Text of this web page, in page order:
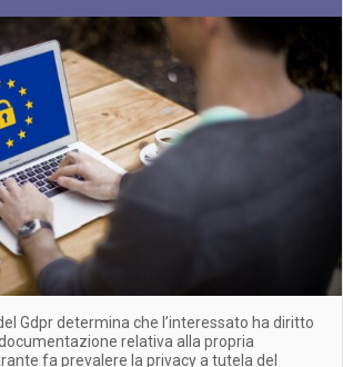
Gdpr determina che l’interessato ha diritto
relativa alla propria
fa prevalere la privacy a tutela del